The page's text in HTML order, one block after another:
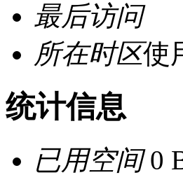
最后访问
所在时区使
统计信息
已用空间0